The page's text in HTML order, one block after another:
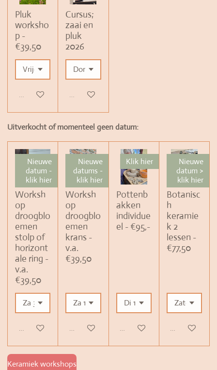
Pluk
worksho
p -
€39,50
Uitverkocht
Cursus;
zaai en
pluk
2026
Uitverkocht
Uitverkocht of momenteel geen datum:
Nieuwe
datum -
klik hier
Worksh
op
droogblo
emen
stolp of
horizont
ale ring -
v.a.
€39,50
Bekijk details
Nieuwe
datums -
klik hier
Worksh
op
droogblo
emen
krans -
v.a.
€39,50
Bekijk details
Klik hier
Pottenb
akken
individue
el - €95,-
Bekijk details
Nieuwe
datum >
klik hier
Botanisc
h
keramie
k 2
lessen -
€77,50
In
Keramiek workshops